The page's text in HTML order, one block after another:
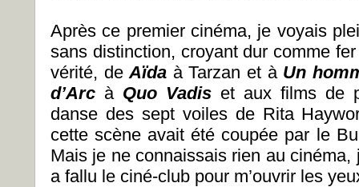
Après ce premier cinéma, je voyais
sans distinction, croyant dur comme
vérité, deAïda à Tarzan et àUn
d’Arc à Quo Vadis et aux films de
danse des sept voiles de Rita
cette scène avait été coupée par le
Mais je ne connaissais rien au cinéma,
a fallu le ciné-club pour m’ouvrir les